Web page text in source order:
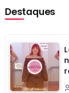
Destaques